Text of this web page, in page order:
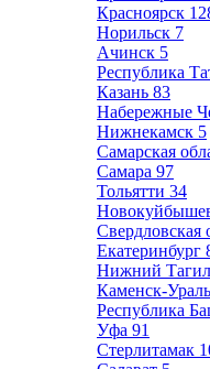
Красноярск
Норильск 7
Ачинск 5
Республика
Казань 83
Набережные
Нижнекамск 5
Самарская
Самара 97
Тольятти 34
Свердловская
Екатеринбург
Нижний Тагил
Каменск-
Республика
Уфа 91
Стерлитамак